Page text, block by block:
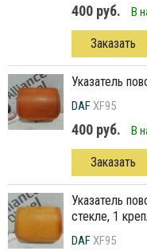
400 руб. В
Заказать
указатель
DAFXF95
400 руб. В
Заказать
указатель поворотов лев./прав. б/у \ Трещина на
стекле, 1
DAFXF95